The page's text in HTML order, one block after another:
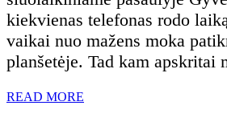
kiekvienas telefonas rodo
vaikai nuo mažens moka
planšetėje. Tad kam apskritai
READ MORE